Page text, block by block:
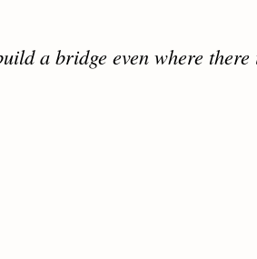
a bridge even where there